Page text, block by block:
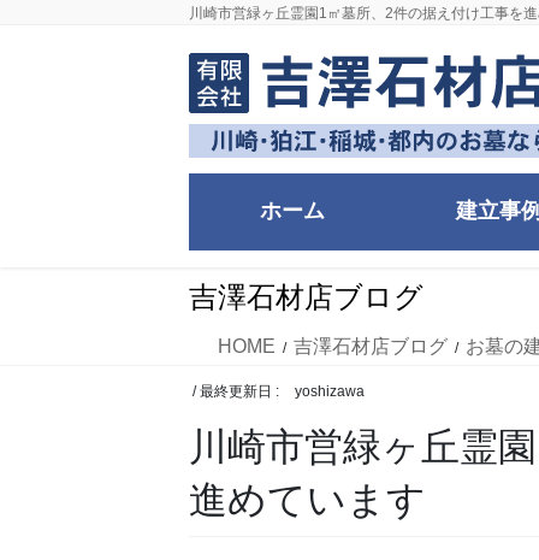
川崎市営緑ヶ丘霊園1㎡墓所、2件の据え付け工事を
ホーム 建立事
吉澤石材店ブログ
HOME 吉澤石材店ブログ お墓の
/ 最終更新日 : yoshizawa
川崎市営緑ヶ丘霊
進めています